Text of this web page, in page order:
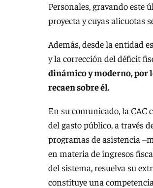
Personales, gravando este
proyecta y cuyas alícuotas
Además, desde la entidad
y la corrección del déficit
dinámico y moderno, por
recaen sobre él.
En su comunicado, la
del gasto público, a través
programas de asistencia
en materia de ingresos
del sistema, resuelva su
constituye una